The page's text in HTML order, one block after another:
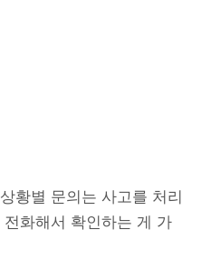
황별 문의는 사고를 처리
화해서 확인하는 게 가